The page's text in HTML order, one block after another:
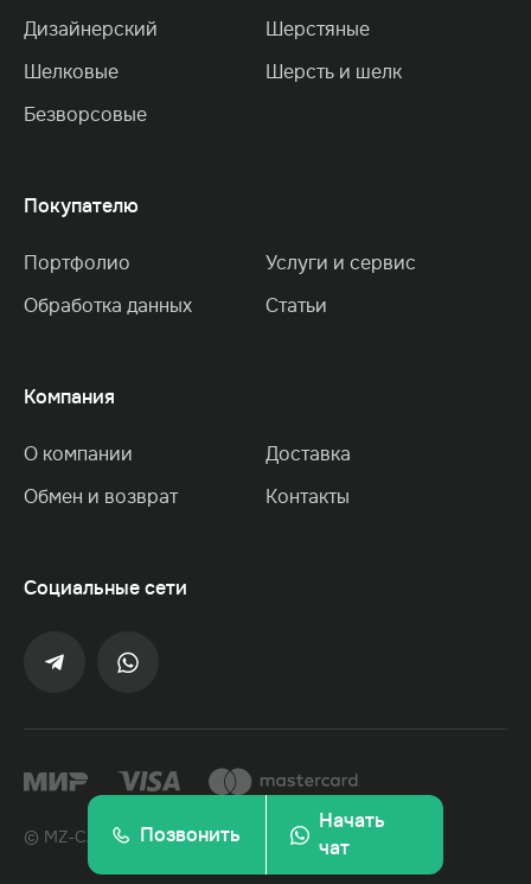
Дизайнерский
Шерстяные
Шелковые
Шерсть и шелк
Безворсовые
Покупателю
Портфолио
Услуги и сервис
Обработка данных
Статьи
Компания
О компании
Доставка
Обмен и возврат
Контакты
Социальные сети
© MZ-CARPETS, 2022. Все права защищены.
Позвонить
Начать
чат